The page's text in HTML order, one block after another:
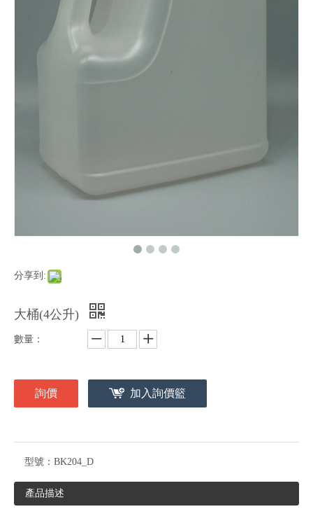
分享到:
大桶(4公升)
數量：
詢價 加入詢價籃
型號： BK204_D
產品描述